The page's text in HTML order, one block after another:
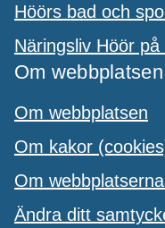
Höörs bad och
Näringsliv Höör
Om webbplatsen
Om webbplatsen
Om kakor
Om
Ändra ditt